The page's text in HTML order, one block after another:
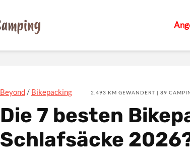
Beyond / Bikepacking 2.493 KM GEWANDERT | 89
Die 7 besten
Schlafsäcke